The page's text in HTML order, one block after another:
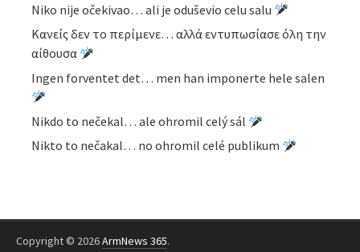
Niko nije očekivao… ali je oduševio celu salu
Κανείς δεν το περίμενε… αλλά εντυπωσίασε όλη την
αίθουσα
Ingen forventet det… men han imponerte hele salen
Nikdo to nečekal… ale ohromil celý sál
Nikto to nečakal… no ohromil celé publikum
Copyright © 2026ArmNews 365.